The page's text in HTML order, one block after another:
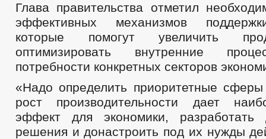
Глава правительства отметил
эффективных механизмов
которые помогут увеличить
оптимизировать внутренние
потребности конкретных секторов
«Надо определить приоритетные
рост производительности дает
эффект для экономики,
решения и донастроить под их нужды